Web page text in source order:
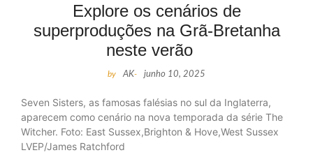
Explore os cenários de
superproduções na Grã-Bretanha
neste verão
by AK- junho 10, 2025
Seven Sisters, as famosas falésias no sul da Inglaterra,
aparecem como cenário na nova temporada da série The
Witcher. Foto: East Sussex,Brighton & Hove,West Sussex
LVEP/James Ratchford